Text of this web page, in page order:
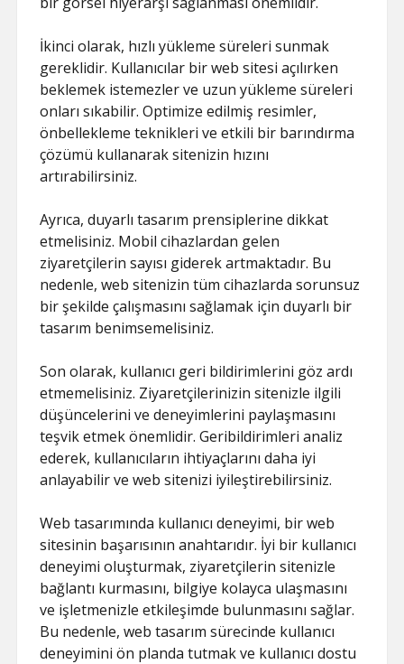
İkinci olarak, hızlı yükleme süreleri sunmak
gereklidir. Kullanıcılar bir web sitesi açılırken
beklemek istemezler ve uzun yükleme süreleri
onları sıkabilir. Optimize edilmiş resimler,
önbellekleme teknikleri ve etkili bir barındırma
çözümü kullanarak sitenizin hızını
artırabilirsiniz.
Ayrıca, duyarlı tasarım prensiplerine dikkat
etmelisiniz. Mobil cihazlardan gelen
ziyaretçilerin sayısı giderek artmaktadır. Bu
nedenle, web sitenizin tüm cihazlarda sorunsuz
bir şekilde çalışmasını sağlamak için duyarlı bir
tasarım benimsemelisiniz.
Son olarak, kullanıcı geri bildirimlerini göz ardı
etmemelisiniz. Ziyaretçilerinizin sitenizle ilgili
düşüncelerini ve deneyimlerini paylaşmasını
teşvik etmek önemlidir. Geribildirimleri analiz
ederek, kullanıcıların ihtiyaçlarını daha iyi
anlayabilir ve web sitenizi iyileştirebilirsiniz.
Web tasarımında kullanıcı deneyimi, bir web
sitesinin başarısının anahtarıdır. İyi bir kullanıcı
deneyimi oluşturmak, ziyaretçilerin sitenizle
bağlantı kurmasını, bilgiye kolayca ulaşmasını
ve işletmenizle etkileşimde bulunmasını sağlar.
Bu nedenle, web tasarım sürecinde kullanıcı
deneyimini ön planda tutmak ve kullanıcı dostu